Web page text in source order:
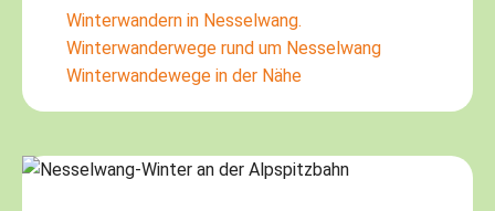
Winterwandern in Nesselwang.
Winterwanderwege rund um Nesselwang
Winterwandewege in der Nähe